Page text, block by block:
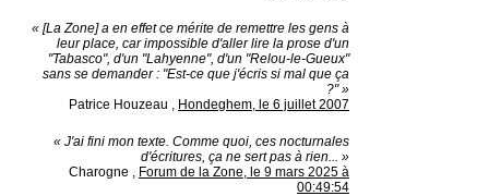
« [La Zone] a en effet ce mérite de remettre les gens à
leur place, car impossible d'aller lire la prose d'un
"Tabasco", d'un "Lahyenne", d'un "Relou-le-Gueux"
sans se demander : "Est-ce que j'écris si mal que ça
?" »
Patrice Houzeau , Hondeghem, le 6 juillet 2007
« J'ai fini mon texte. Comme quoi, ces nocturnales
d'écritures, ça ne sert pas à rien... »
Charogne , Forum de la Zone, le 9 mars 2025 à
00:49:54